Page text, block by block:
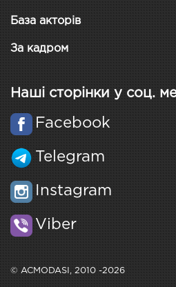
База акторів
За кадром
Наші сторінки у соц.
Facebook
Telegram
Instagram
Viber
© ACMODASI, 2010 -2026